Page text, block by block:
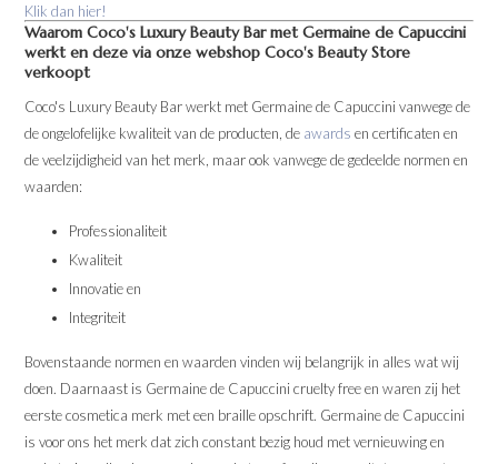
Klik dan hier!
Waarom Coco's Luxury Beauty Bar met Germaine de Capuccini
werkt en deze via onze webshop Coco's Beauty Store
verkoopt
Coco's Luxury Beauty Bar werkt met Germaine de Capuccini vanwege de
de ongelofelijke kwaliteit van de producten, de awards en certificaten en
de veelzijdigheid van het merk, maar ook vanwege de gedeelde normen en
waarden:
Professionaliteit
Kwaliteit
Innovatie en
Integriteit
Bovenstaande normen en waarden vinden wij belangrijk in alles wat wij
doen. Daarnaast is Germaine de Capuccini cruelty free en waren zij het
eerste cosmetica merk met een braille opschrift. Germaine de Capuccini
is voor ons het merk dat zich constant bezig houd met vernieuwing en